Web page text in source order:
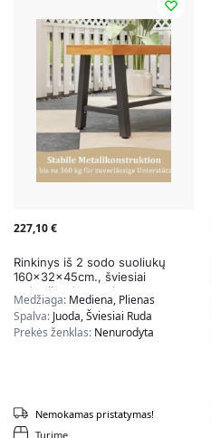
227,10€
Rinkinys iš 2 sodo suoliukų
160x32x45cm., šviesiai
rudos/juodos spalvos
Medžiaga: Mediena, Plienas
Spalva: Juoda, Šviesiai Ruda
Prekės ženklas: Nenurodyta
Turime
Nemokamas pristatymas!